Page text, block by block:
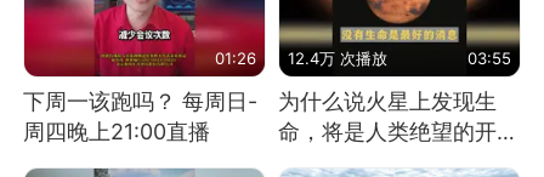
01:26
下周一该跑吗？ 每周日-
周四晚上21:00直播
12.4万 次播放 03:55
为什么说火星上发现生
命，将是人类绝望的开
始？